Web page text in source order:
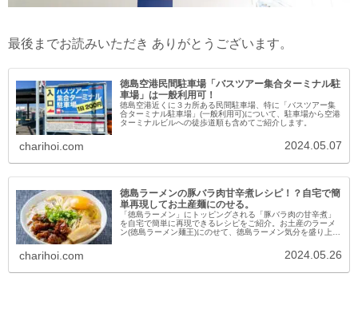
最後までお読みいただき ありがとうございます。
徳島空港民間駐車場「バスツアー集合ターミナル駐
車場」は一般利用可！
徳島空港近くに３カ所ある民間駐車場、特に「バスツアー集
合ターミナル駐車場」(一般利用可)について、駐車場から空港
ターミナルビルへの徒歩道順も含めてご紹介します。
charihoi.com 2024.05.07
徳島ラーメンの豚バラ肉甘辛煮レシピ！？自宅で簡
単再現してお土産麺にのせる。
「徳島ラーメン」にトッピングされる「豚バラ肉の甘辛煮」
を自宅で簡単に再現できるレシピをご紹介。お土産のラーメ
ン(徳島ラーメン麺王)にのせて、徳島ラーメン気分を盛り上げ
charihoi.com 2024.05.26